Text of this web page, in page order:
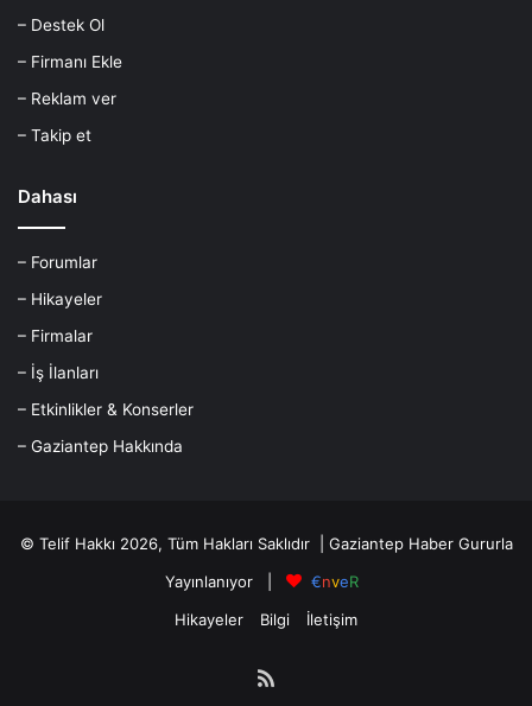
– Destek Ol
– Firmanı Ekle
– Reklam ver
– Takip et
Dahası
– Forumlar
– Hikayeler
– Firmalar
– İş İlanları
– Etkinlikler & Konserler
– Gaziantep Hakkında
© Telif Hakkı 2026, Tüm Hakları Saklıdır | Gaziantep HaberGururla
Yayınlanıyor |
€nveR
Hikayeler
Bilgi İletişim